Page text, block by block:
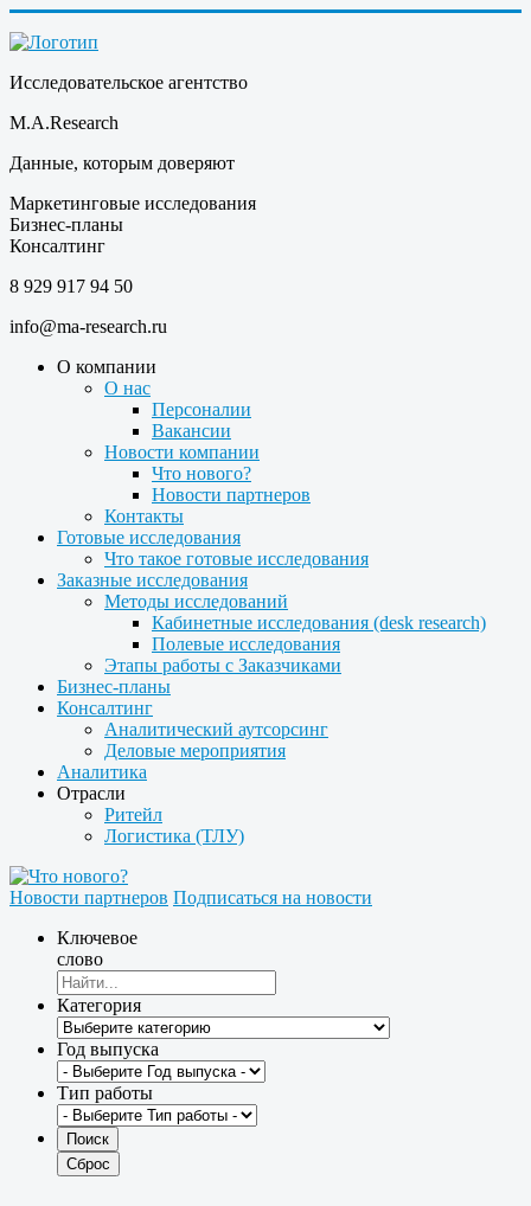
Исследовательское агентство
M.A.Research
Данные, которым доверяют
Маркетинговые исследования
Бизнес-планы
Консалтинг
8 929 917 94 50
info@ma-research.ru
О компании
О нас
Персоналии
Вакансии
Новости компании
Что нового?
Новости партнеров
Контакты
Готовые исследования
Что такое готовые исследования
Заказные исследования
Методы исследований
Кабинетные исследования (desk research)
Полевые исследования
Этапы работы с Заказчиками
Бизнес-планы
Консалтинг
Аналитический аутсорсинг
Деловые мероприятия
Аналитика
Отрасли
Ритейл
Логистика (ТЛУ)
Новости партнеров Подписаться на новости
Ключевое
слово
Категория
Год выпуска
Тип работы